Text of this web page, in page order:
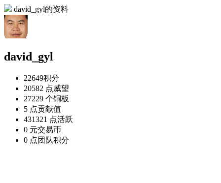
david_gyl的资料
david_gyl
22649积分
20582 点威望
27229 个铜板
5 点贡献值
431321 点活跃
0 元交易币
0 点团队积分